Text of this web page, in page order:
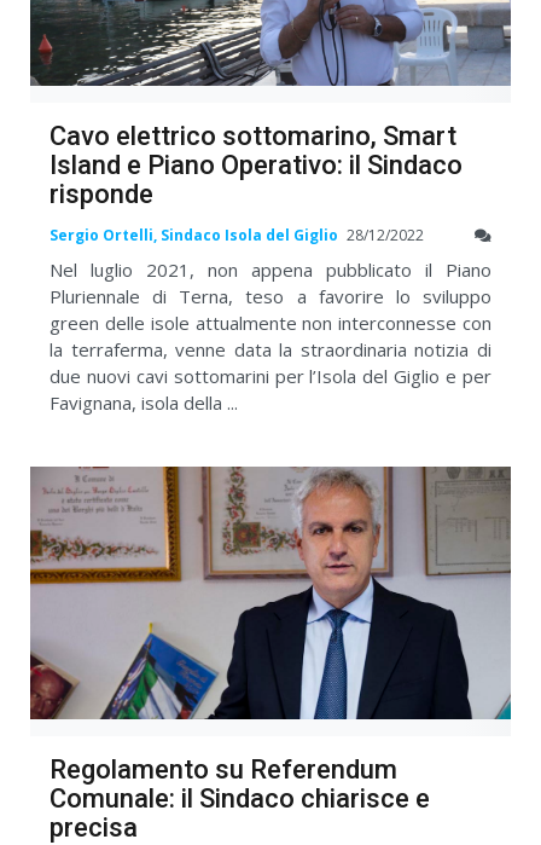
Cavo elettrico sottomarino, Smart
Island e Piano Operativo: il Sindaco
risponde
Sergio Ortelli, Sindaco Isola del Giglio 28/12/2022
Nel luglio 2021, non appena pubblicato il Piano
Pluriennale di Terna, teso a favorire lo sviluppo
green delle isole attualmente non interconnesse con
la terraferma, venne data la straordinaria notizia di
due nuovi cavi sottomarini per l’Isola del Giglio e per
Favignana, isola della ...
Regolamento su Referendum
Comunale: il Sindaco chiarisce e
precisa